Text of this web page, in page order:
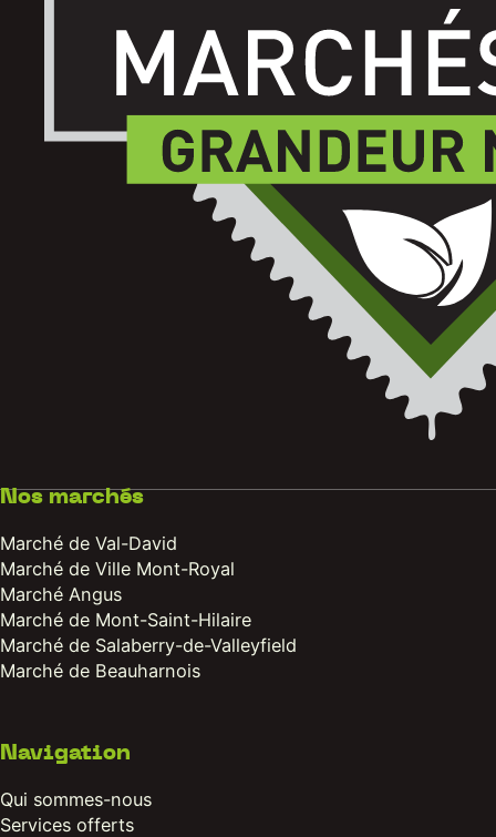
Nos marchés
Marché de Val-David
Marché de Ville Mont-Royal
Marché Angus
Marché de Mont-Saint-Hilaire
Marché de Salaberry-de-Valleyfield
Marché de Beauharnois
Navigation
Qui sommes-nous
Services offerts